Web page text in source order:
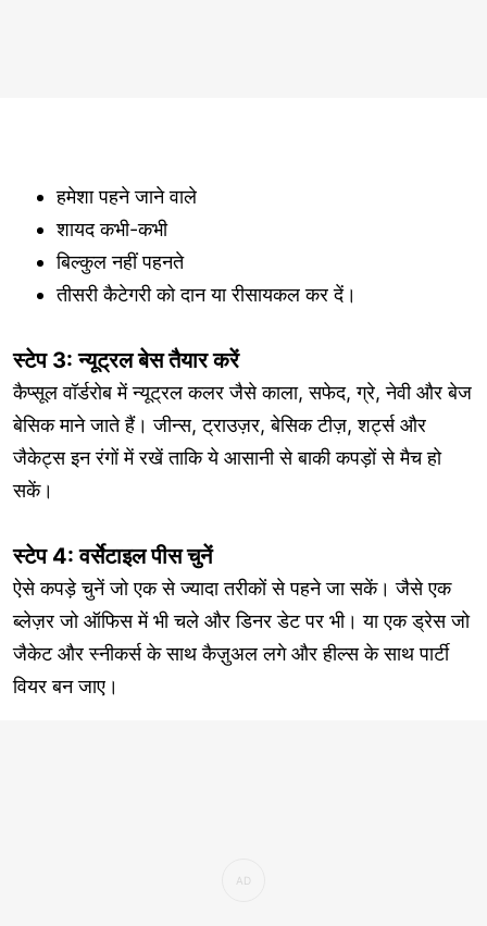
हमेशा पहने जाने वाले
शायद कभी-कभी
बिल्कुल नहीं पहनते
तीसरी कैटेगरी को दान या रीसायकल कर दें।
स्टेप 3: न्यूट्रल बेस तैयार करें
कैप्सूल वॉर्डरोब में न्यूट्रल कलर जैसे काला, सफेद, ग्रे, नेवी और बेज
बेसिक माने जाते हैं। जीन्स, ट्राउज़र, बेसिक टीज़, शर्ट्स और
जैकेट्स इन रंगों में रखें ताकि ये आसानी से बाकी कपड़ों से मैच हो
सकें।
स्टेप 4: वर्सेटाइल पीस चुनें
ऐसे कपड़े चुनें जो एक से ज्यादा तरीकों से पहने जा सकें। जैसे एक
ब्लेज़र जो ऑफिस में भी चले और डिनर डेट पर भी। या एक ड्रेस जो
जैकेट और स्नीकर्स के साथ कैज़ुअल लगे और हील्स के साथ पार्टी
वियर बन जाए।